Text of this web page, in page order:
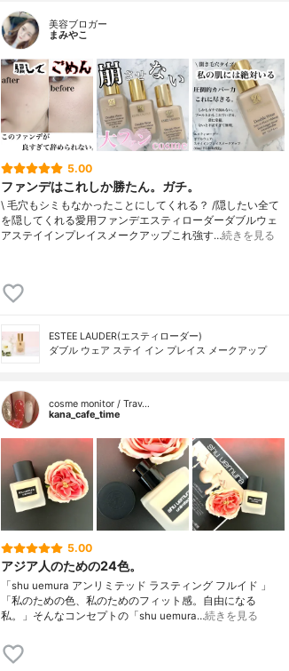
美容ブロガー
まみやこ
5.00
ファンデはこれしか勝たん。ガチ。
\ 毛穴もシミもなかったことにしてくれる？ /⁡⁡隠したい全て
を隠してくれる愛用ファンデ⁡エスティローダーダブルウェ
アステイインプレイスメークアップ⁡⁡これ強す…続きを見る
ESTEE LAUDER(エスティローダー)
ダブル ウェア ステイ イン プレイス メークアップ
cosme monitor / Trav…
kana_cafe_time
5.00
アジア人のための24色。
「shu uemura アンリミテッド ラスティング フルイド 」
「私のための色、私のためのフィット感。自由になる
私。」そんなコンセプトの「shu uemura…続きを見る